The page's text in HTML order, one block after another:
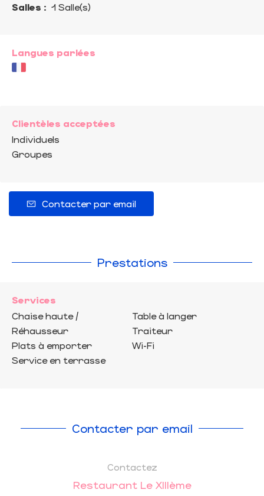
Salles : 1 Salle(s)
Langues parlées
Clientèles acceptées
Individuels
Groupes
Contacter par email
Prestations
Services
Chaise haute /
Réhausseur
Plats à emporter
Service en terrasse
Table à langer
Traiteur
Wi-Fi
Contacter par email
Contactez
Restaurant Le XIIIème